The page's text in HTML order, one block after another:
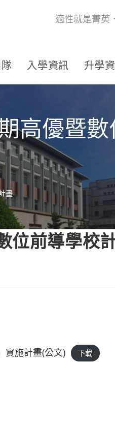
適性就是菁英
入學資訊 升學
高優暨
畫
位前導學校
實施計畫(公文) 下載